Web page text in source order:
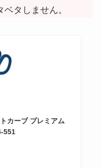
タしません。
カーブ プレミアム
551